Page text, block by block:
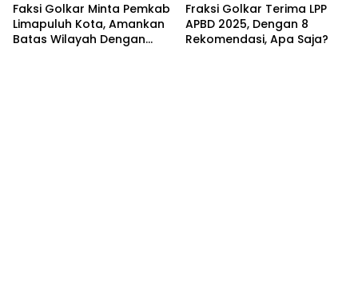
Faksi Golkar Minta Pemkab
Limapuluh Kota, Amankan
Batas Wilayah Dengan
Fraksi Golkar Terima LPP
APBD 2025, Dengan 8
Rekomendasi, Apa Saja?